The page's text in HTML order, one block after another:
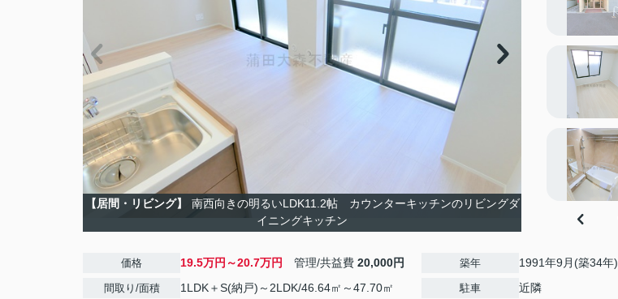
【居間・リビング】
南西向きの明るいLDK11.2帖 カウンターキッチンのリビングダ
イニングキッチン
価格 19.5万円～20.7万円 管理/共益費 20,000円
間取り/面積 1LDK＋S(納戸)～2LDK/46.64㎡～47.70㎡
築年 1991年9月(築34年)
駐車 近隣